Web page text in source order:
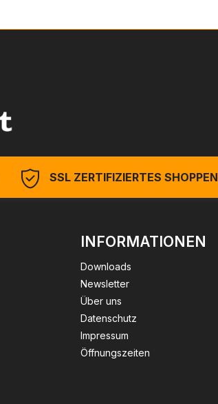
SSL ZERTIFIZIERTES SHOPPEN
INFORMATIONEN
Downloads
Newsletter
Über uns
Datenschutz
Impressum
Öffnungszeiten